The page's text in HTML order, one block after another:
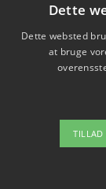
Hvordan du
vedvarende
Dette
Dette websted
at bruge
TILLAD